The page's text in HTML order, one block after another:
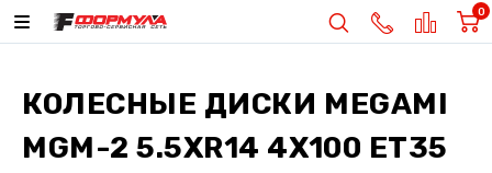
0
КОЛЕСНЫЕ ДИСКИ MEGAMI
MGM-2 5.5XR14 4X100 ET35